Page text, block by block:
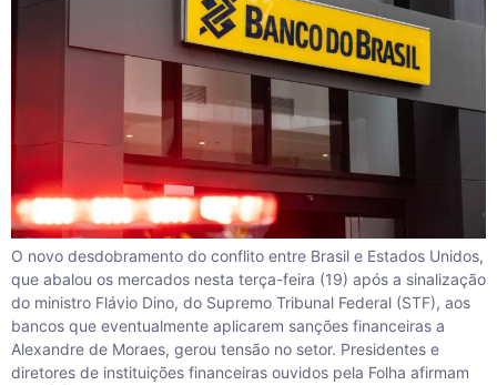
O novo desdobramento do conflito entre Brasil e Estados Unidos,
que abalou os mercados nesta terça-feira (19) após a sinalização
do ministro Flávio Dino, do Supremo Tribunal Federal (STF), aos
bancos que eventualmente aplicarem sanções financeiras a
Alexandre de Moraes, gerou tensão no setor. Presidentes e
diretores de instituições financeiras ouvidos pela Folha afirmam